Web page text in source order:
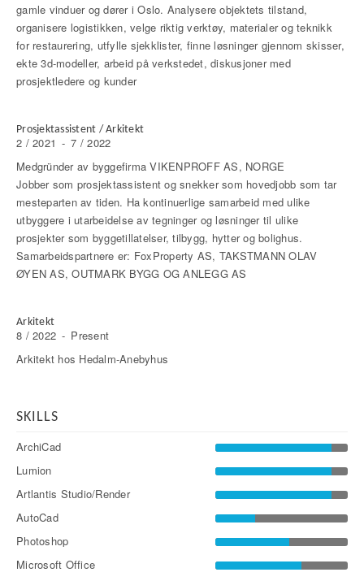
gamle vinduer og dører i Oslo. Analysere objektets tilstand,
organisere logistikken, velge riktig verktøy, materialer og teknikk
for restaurering, utfylle sjekklister, finne løsninger gjennom skisser,
ekte 3d-modeller, arbeid på verkstedet, diskusjoner med
prosjektledere og kunder
Prosjektassistent / Arkitekt
2 / 2021 - 7 / 2022
Medgründer av byggefirma VIKENPROFF AS, NORGE
Jobber som prosjektassistent og snekker som hovedjobb som tar
mesteparten av tiden. Ha kontinuerlige samarbeid med ulike
utbyggere i utarbeidelse av tegninger og løsninger til ulike
prosjekter som byggetillatelser, tilbygg, hytter og bolighus.
Samarbeidspartnere er: FoxProperty AS, TAKSTMANN OLAV
ØYEN AS, OUTMARK BYGG OG ANLEGG AS
Arkitekt
8 / 2022 - Present
Arkitekt hos Hedalm-Anebyhus
SKILLS
ArchiCad
Lumion
Artlantis Studio/Render
AutoCad
Photoshop
Microsoft Office